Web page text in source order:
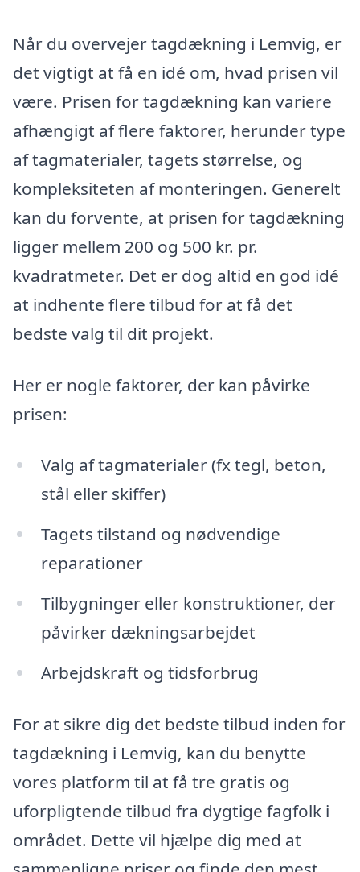
Når du overvejer tagdækning i Lemvig, er
det vigtigt at få en idé om, hvad prisen vil
være. Prisen for tagdækning kan variere
afhængigt af flere faktorer, herunder type
af tagmaterialer, tagets størrelse, og
kompleksiteten af monteringen. Generelt
kan du forvente, at prisen for tagdækning
ligger mellem 200 og 500 kr. pr.
kvadratmeter. Det er dog altid en god idé
at indhente flere tilbud for at få det
bedste valg til dit projekt.
Her er nogle faktorer, der kan påvirke
prisen:
Valg af tagmaterialer (fx tegl, beton,
stål eller skiffer)
Tagets tilstand og nødvendige
reparationer
Tilbygninger eller konstruktioner, der
påvirker dækningsarbejdet
Arbejdskraft og tidsforbrug
For at sikre dig det bedste tilbud inden for
tagdækning i Lemvig, kan du benytte
vores platform til at få tre gratis og
uforpligtende tilbud fra dygtige fagfolk i
området. Dette vil hjælpe dig med at